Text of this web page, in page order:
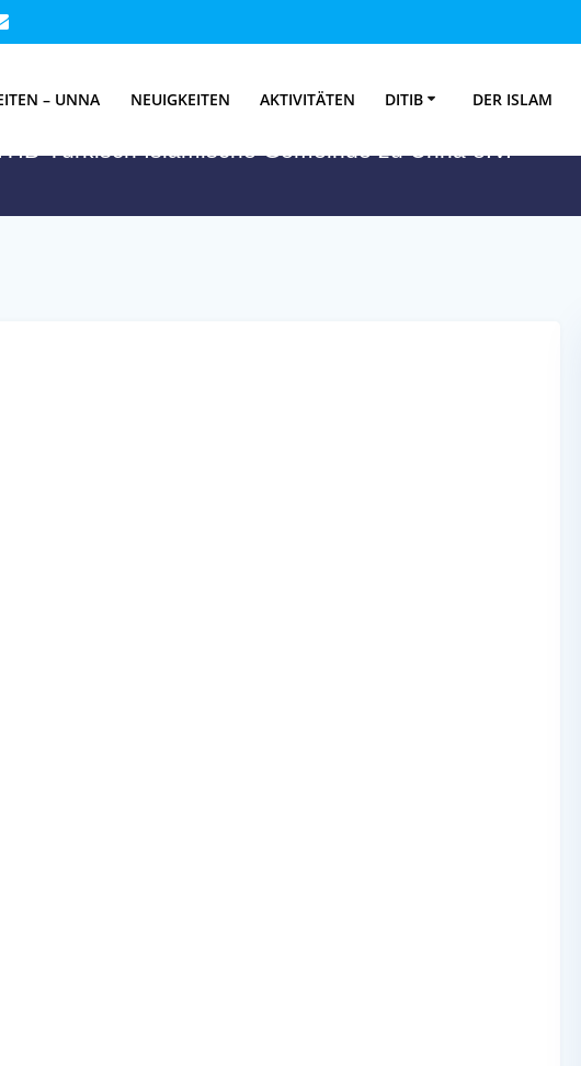
– UNNA NEUIGKEITEN AKTIVITÄTEN DITIB DER ISLAM
Monat:Juni 2025
Türkisch Islamische Gemeinde zu Unna e.V.